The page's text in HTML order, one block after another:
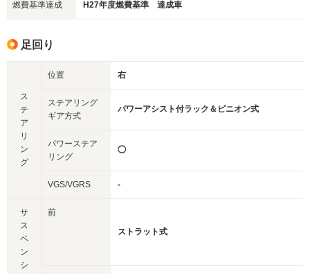
燃費基準達成 H27年度燃費基準 達成車
足回り
ス
テ
ア
リ
ン
グ
位置 右
ステアリング
ギア方式
パワーアシスト付ラック＆ピニオン式
パワーステア
リング
◯
VGS/VGRS -
サ
ス
ペ
ン
シ
前
ストラット式